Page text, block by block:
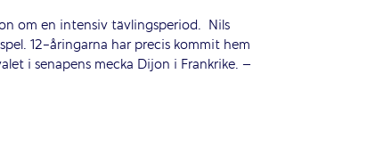
om en intensiv tävlingsperiod. Nils
12-åringarna har precis kommit hem
i senapens mecka Dijon i Frankrike. –